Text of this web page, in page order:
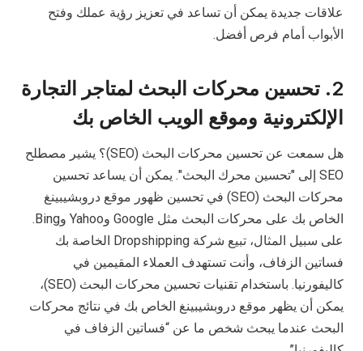
علاقات جديدة يمكن أن تساعد في تعزيز رؤية عملك وفتح
الأبواب أمام فرص أفضل.
2. تحسين محركات البحث لمتاجر التجارة
الإلكترونية وموقع الويب الخاص بك
هل سمعت عن تحسين محركات البحث (SEO)؟ يشير مصطلح
SEO إلى "تحسين محرك البحث". يمكن أن يساعد تحسين
محركات البحث (SEO) في تحسين ظهور موقع دروبشيبينغ
الخاص بك على محركات البحث مثل Google وYahoo وBing.
على سبيل المثال، تبيع شركة Dropshipping الخاصة بك
فساتين الزفاف، وأنت تستهدف العملاء المقيمين في
كاليفورنيا. باستخدام تقنيات تحسين محركات البحث (SEO)،
يمكن أن يظهر موقع دروبشيبينغ الخاص بك في نتائج محركات
البحث عندما يبحث شخص ما عن “فساتين الزفاف في